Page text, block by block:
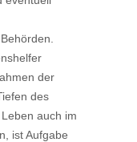
der
des
auch im
ist Aufgabe